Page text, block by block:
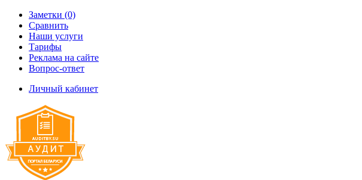
Заметки (0)
Сравнить
Наши услуги
Тарифы
Реклама на сайте
Вопрос-ответ
Личный кабинет